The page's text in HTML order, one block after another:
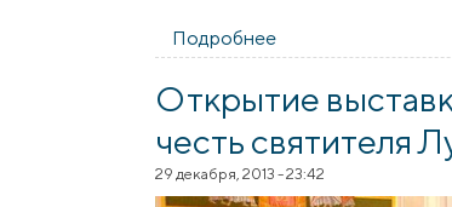
Подробнее
Открытие
честь святителя
29 декабря, 2013 - 23:42